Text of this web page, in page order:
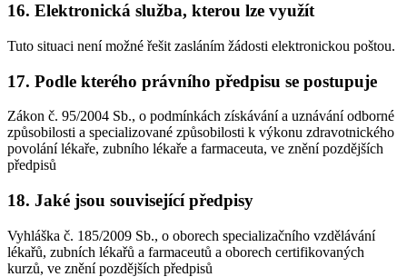
16. Elektronická služba, kterou lze využít
Tuto situaci není možné řešit zasláním žádosti elektronickou poštou.
17. Podle kterého právního předpisu se postupuje
Zákon č. 95/2004 Sb., o podmínkách získávání a uznávání odborné
způsobilosti a specializované způsobilosti k výkonu zdravotnického
povolání lékaře, zubního lékaře a farmaceuta, ve znění pozdějších
předpisů
18. Jaké jsou související předpisy
Vyhláška č. 185/2009 Sb., o oborech specializačního vzdělávání
lékařů, zubních lékařů a farmaceutů a oborech certifikovaných
kurzů, ve znění pozdějších předpisů